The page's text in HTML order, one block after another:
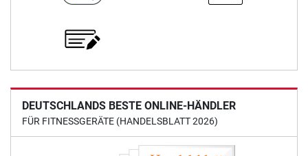
DEUTSCHLANDS BESTE ONLINE-HÄNDLER
FÜR FITNESSGERÄTE (HANDELSBLATT 2026)